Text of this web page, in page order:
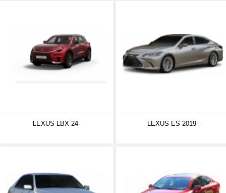
LEXUS LBX 24- LEXUS ES 2019-